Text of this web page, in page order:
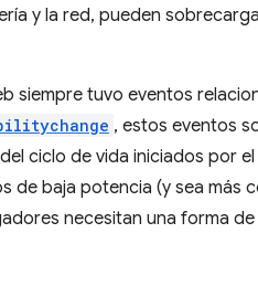
y la red, pueden
siempre tuvo eventos
, estos eventos
ciclo de vida iniciados por
de baja potencia (y sea más
necesitan una forma